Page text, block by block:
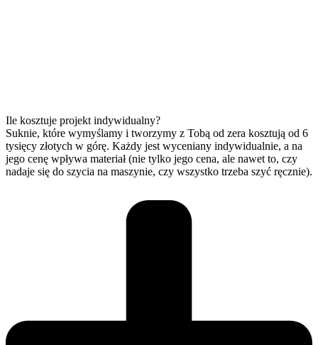
Ile kosztuje projekt indywidualny?
Suknie, które wymyślamy i tworzymy z Tobą od zera kosztują od 6
tysięcy złotych w górę. Każdy jest wyceniany indywidualnie, a na
jego cenę wpływa materiał (nie tylko jego cena, ale nawet to, czy
nadaje się do szycia na maszynie, czy wszystko trzeba szyć ręcznie).